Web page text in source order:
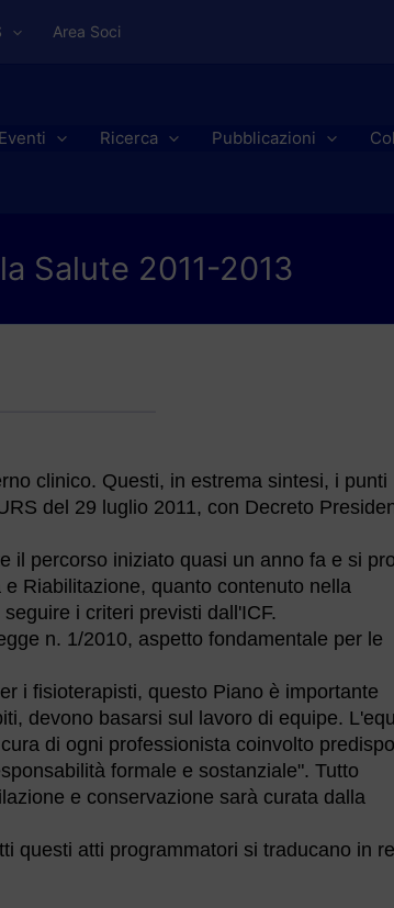
Area Soci
Eventi Ricerca Pubblicazioni
Salute 2011-2013
clinico. Questi, in estrema sintesi, i punti
del 29 luglio 2011, con Decreto
il percorso iniziato quasi un anno fa e si
Riabilitazione, quanto contenuto nella
i criteri previsti dall'ICF.
n. 1/2010, aspetto fondamentale per le
i fisioterapisti, questo Piano è importante
devono basarsi sul lavoro di equipe.
di ogni professionista coinvolto
formale e sostanziale". Tutto
e conservazione sarà curata dalla
questi atti programmatori si traducano in